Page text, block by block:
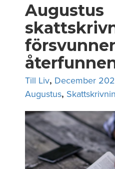
Augustus
Till Liv, December
Augustus,